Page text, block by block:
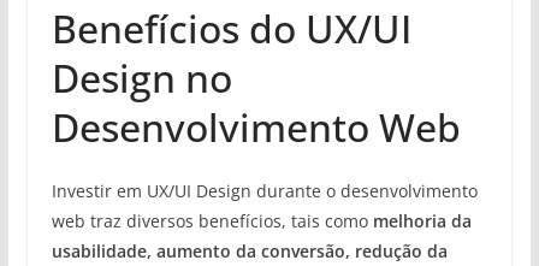
Benefícios do UX/UI
Design no
Desenvolvimento Web
Investir em UX/UI Design durante o desenvolvimento
web traz diversos benefícios, tais como melhoria da
usabilidade, aumento da conversão, redução da